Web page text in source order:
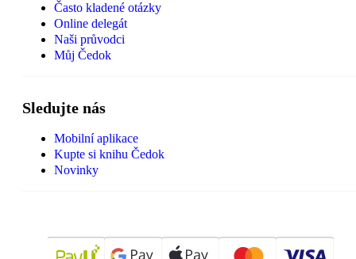
Často kladené otázky
Online delegát
Naši průvodci
Můj Čedok
Sledujte nás
Mobilní aplikace
Kupte si knihu Čedok
Novinky